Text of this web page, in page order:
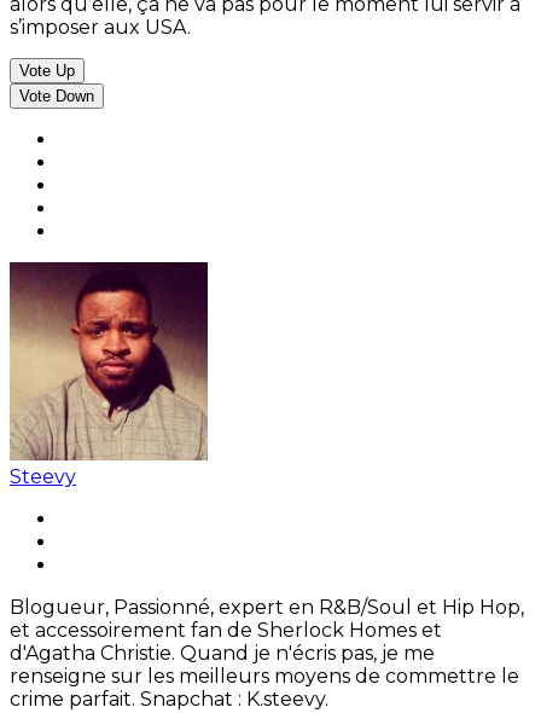
s’imposer aux USA.
Vote Up
Vote Down
Steevy
Blogueur, Passionné, expert en R&B/Soul et Hip Hop,
et accessoirement fan de Sherlock Homes et
d'Agatha Christie. Quand je n'écris pas, je me
renseigne sur les meilleurs moyens de commettre le
crime parfait. Snapchat : K.steevy.